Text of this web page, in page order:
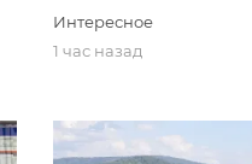
Интересное
1 час назад